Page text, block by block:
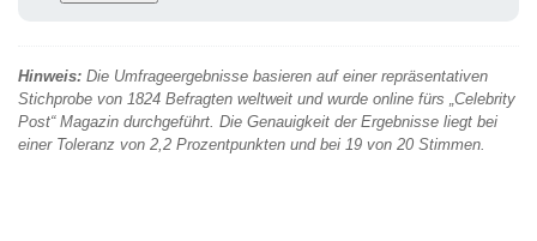
Hinweis: Die Umfrageergebnisse basieren auf einer repräsentativen
Stichprobe von 1824 Befragten weltweit und wurde online fürs „Celebrity
Post“ Magazin durchgeführt. Die Genauigkeit der Ergebnisse liegt bei
einer Toleranz von 2,2 Prozentpunkten und bei 19 von 20 Stimmen.